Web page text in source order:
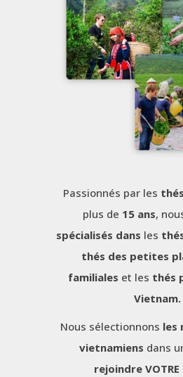
Mon
compte
Passionnés par les
plus de 15 ans,
spécialisés dans les
thés des petites
familiales et les thés
Vietnam.
Nous sélectionnons les
vietnamiens dans
rejoindre VOTRE